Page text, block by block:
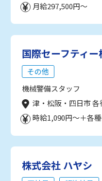
月給297,500円～
国際セーフティ
その他
機械警備スタッフ
津・松阪・四日市 各
時給1,090円～＋各
株式会社 ハヤシ